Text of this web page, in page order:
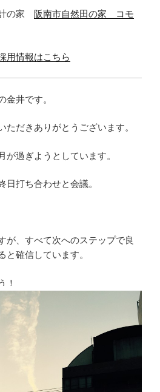
の家 阪南市自然田の家 コモ
用情報はこちら
金井です。
ただきありがとうございます。
が過ぎようとしています。
日打ち合わせと会議。
が、すべて次へのステップで良
と確信しています。
！